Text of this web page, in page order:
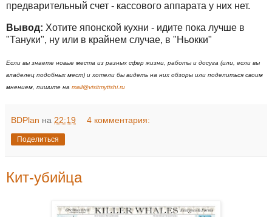
предварительный счет - кассового аппарата у них нет.
Вывод: Хотите японской кухни - идите пока лучше в
"Тануки", ну или в крайнем случае, в "Ньокки"
Если вы знаете новые места из разных сфер жизни, работы и досуга (или, если вы
владелец подобных мест) и хотели бы видеть на них обзоры или поделиться своим
мнением, пишите на mail@visitmytishi.ru
BDPlan на 22:19 4 комментария:
Поделиться
Кит-убийца